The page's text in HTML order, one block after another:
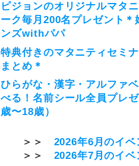
ピジョンのオリジナルマタ
ーク毎月200名プレゼント＊
ンズwithパパ
特典付きのマタニティセミ
まとめ＊
ひらがな・漢字・アルファ
べる！名前シール全員プレ
歳〜18歳）
＞＞ 2026年6月のイベ
＞＞ 2026年7月のイベ